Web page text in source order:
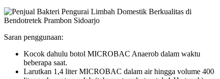
Saran penggunaan:
Kocok dahulu botol MICROBAC Anaerob dalam waktu
beberapa saat.
Larutkan 1,4 liter MICROBAC dalam air hingga volume 400